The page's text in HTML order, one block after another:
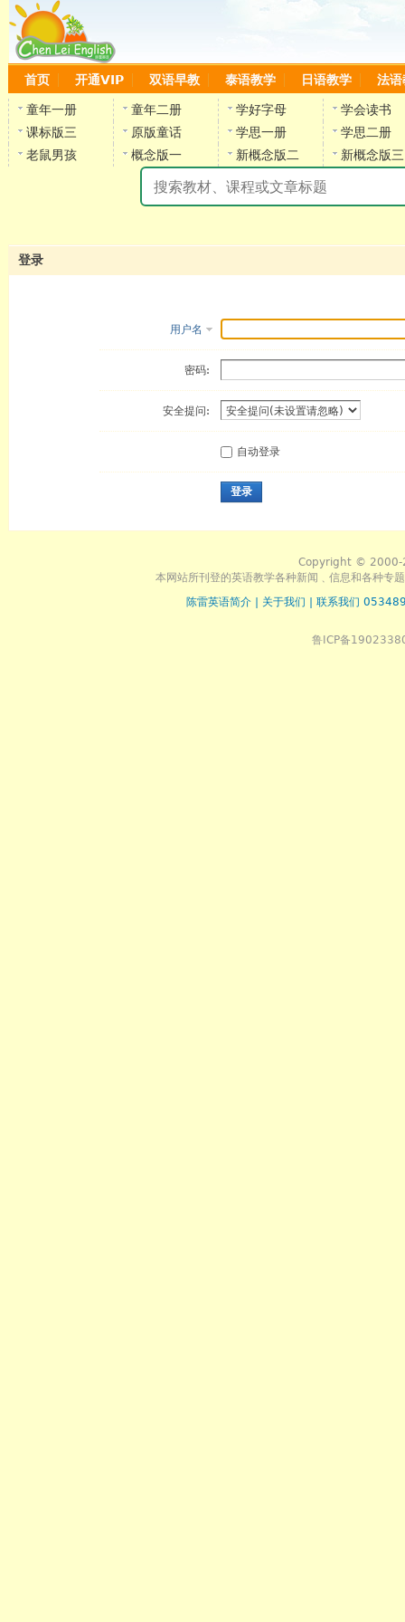
首页 开通VIP 双语早教 泰语教学 日语教学 法语
童年一册 童年二册 学好字母
学会读书
课标版三
原版童话 学思一册
学思二册
老鼠男孩
概念版一 新概念版二 新概念版三
登录
用户名
密码:
安全提问:
自动登录
登录
Copyright © 2000-
本网站所刊登的英语教学各种新闻﹑信息和各种专
陈雷英语简介
关于我们 联系我们
鲁ICP备